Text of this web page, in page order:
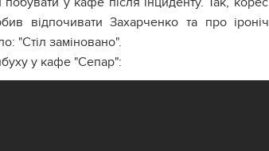
відпочивати Захарченко та про
"Стіл заміновано".
у кафе "Сепар":